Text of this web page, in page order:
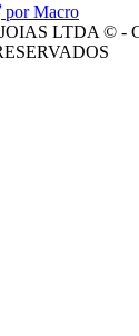
por Macro
LTDA © -